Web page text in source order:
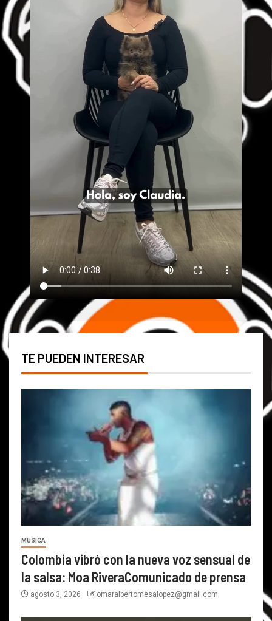
TE PUEDEN INTERESAR
MÚSICA
Colombia vibró con la nueva voz sensual de
la salsa: Moa RiveraComunicado de prensa
agosto 3, 2026 omaralbertomesalopez@gmail.com